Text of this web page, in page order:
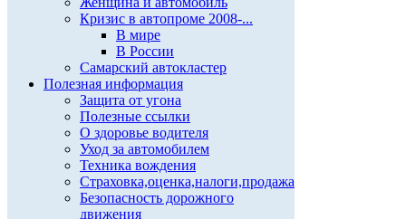
Кризис в автопроме 2008-...
В мире
В России
Самарский автокластер
Полезная информация
Защита от угона
Полезные ссылки
О здоровье водителя
Уход за автомобилем
Техника вождения
Страховка,оценка,налоги,продажа
Безопасность дорожного
движения